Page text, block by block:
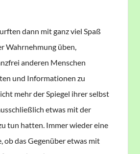
dann mit ganz viel Spaß
Wahrnehmung üben,
anderen Menschen
und Informationen zu
mehr der Spiegel ihrer selbst
etwas mit der
tun hatten. Immer wieder eine
ob das Gegenüber etwas mit